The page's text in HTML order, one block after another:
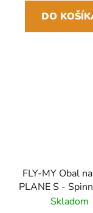
DO
FLY-MY Obal
PLANE S -
60 cm Svetlo-
Skladom